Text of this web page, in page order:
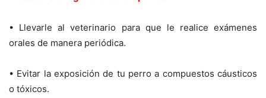
• Llevarle al veterinario para que le realice exámenes
orales de manera periódica.
• Evitar la exposición de tu perro a compuestos cáusticos
o tóxicos.